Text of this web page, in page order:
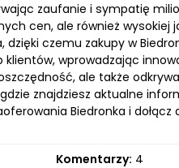
zaufanie i sympatię
cen, ale również wysokiej
dzięki czemu zakupy w
wprowadzając
ale także
znajdziesz aktualne
Biedronka i dołącz
Komentarzy: 4